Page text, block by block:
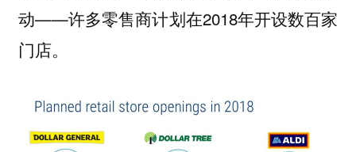
动——许多零售商计划在2018年开设数百家
门店。